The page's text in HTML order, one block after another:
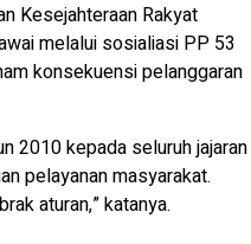
Kesejahteraan Rakyat
melalui sosialiasi PP 53
konsekuensi pelanggaran
2010 kepada seluruh jajaran
pelayanan masyarakat.
aturan,” katanya.